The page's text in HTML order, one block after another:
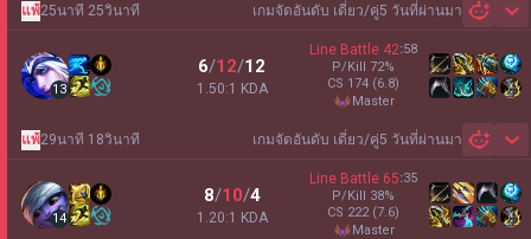
เกมจัดอันดับ เดี่ยว/คู่5 วันที่ผ่านมา
แพ้25นาที 25วินาที
13
6/12/12
1.50:1 KDA
Line Battle 42:58
P/Kill 72%
CS 174 (6.8)
master
เกมจัดอันดับ เดี่ยว/คู่5 วันที่ผ่านมา
แพ้29นาที 18วินาที
14
8/10/4
1.20:1 KDA
Line Battle 65:35
P/Kill 38%
CS 222 (7.6)
master